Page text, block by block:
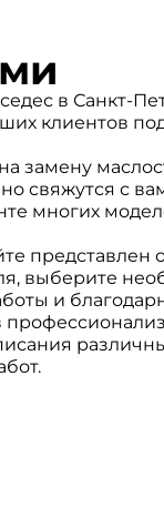
в Санкт-
клиентов
замену
с
многих
представлен
выберите
и